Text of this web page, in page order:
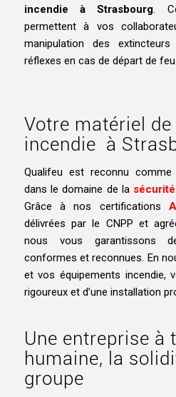
incendie à Strasbourg.
permettent à vos
manipulation des
réflexes en cas de départ de feu.
Votre matériel
incendie à
Qualifeu est reconnu
dans le domaine de la
Grâce à nos certifications
délivrées par le CNPP et
nous vous garantissons
conformes et reconnues. En
et vos équipements incendie,
rigoureux et d’une installation
Une entreprise à
humaine, la
groupe